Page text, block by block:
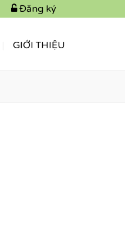
Đăng ký
GIỚI THIỆU